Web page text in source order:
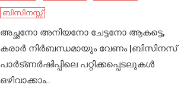
ബിസിനസ്സ്
അച്ഛനോ അനിയനോ ചേട്ടനോ ആകട്ടെ,
കരാർ നിർബന്ധമായും വേണം |ബിസിനസ്
പാർട്ണർഷിപ്പിലെ പറ്റിക്കപ്പെടലുകൾ
ഒഴിവാക്കാം..